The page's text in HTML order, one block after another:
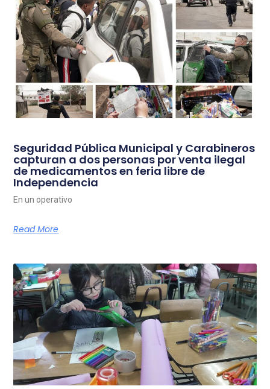
Seguridad Pública Municipal y Carabineros
capturan a dos personas por venta ilegal
de medicamentos en feria libre de
Independencia
En un operativo
Read More